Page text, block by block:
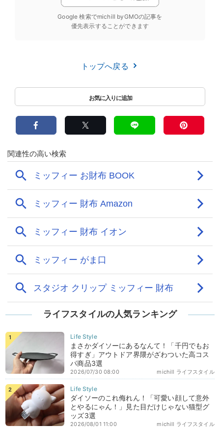
Google 検索でmichill byGMOの記事を
優先表示することができます
トップへ戻る
ライフスタイルの人気ランキング
まさかダイソーにあるなんて！「千円でもお
得すぎ」アウトドア界隈がざわついた高コス
パ商品3選
michill ライフスタイル
2026/07/30 08:00
ダイソーのこれ侮れん！「可愛い顔して意外
とやるにゃん！」見た目だけじゃない猫型グ
ッズ3選
michill ライフスタイル
2026/08/01 11:00